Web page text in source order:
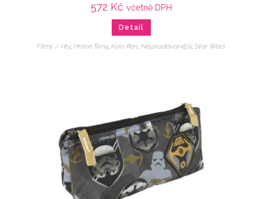
572 Kč včetně DPH
Detail
Filmy / Hry, Hrané filmy, Kylo Ren, Nejprodávanější, Star Wars